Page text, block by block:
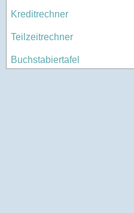
Kreditrechner
Teilzeitrechner
Buchstabiertafel